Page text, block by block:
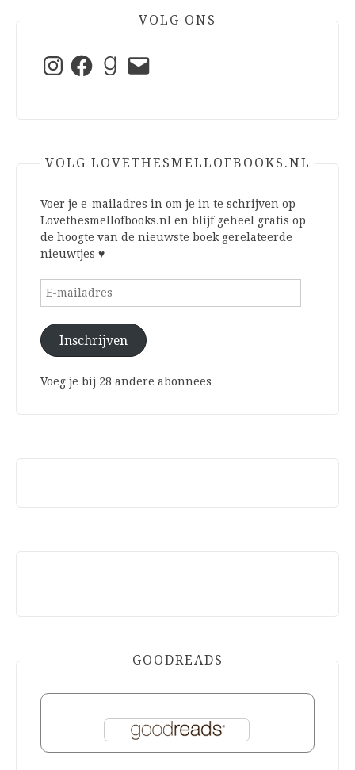
VOLG ONS
InstagramFacebookGoodreads
E-
mail
VOLG LOVETHESMELLOFBOOKS.NL
Voer je e-mailadres in om je in te schrijven op
Lovethesmellofbooks.nl en blijf geheel gratis op
de hoogte van de nieuwste boek gerelateerde
nieuwtjes ♥
E-
Inschrijven
Voeg je bij 28 andere abonnees
GOODREADS